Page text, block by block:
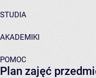
STUDIA
AKADEMIKI
POMOC
Plan zajęć